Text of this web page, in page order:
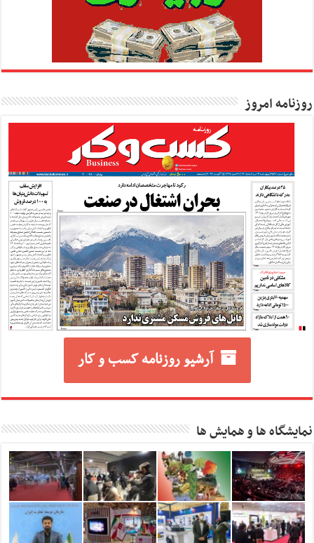
روزنامه امروز
آرشیو روزنامه کسب و کار
نمایشگاه ها و همایش ها